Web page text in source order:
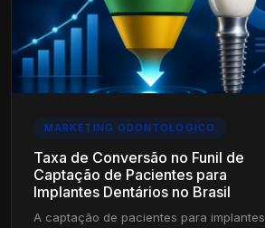
MARKETING ODONTOLÓGICO
Taxa de Conversão no Funil de
Captação de Pacientes para
Implantes Dentários no Brasil
A captação de pacientes para implantes